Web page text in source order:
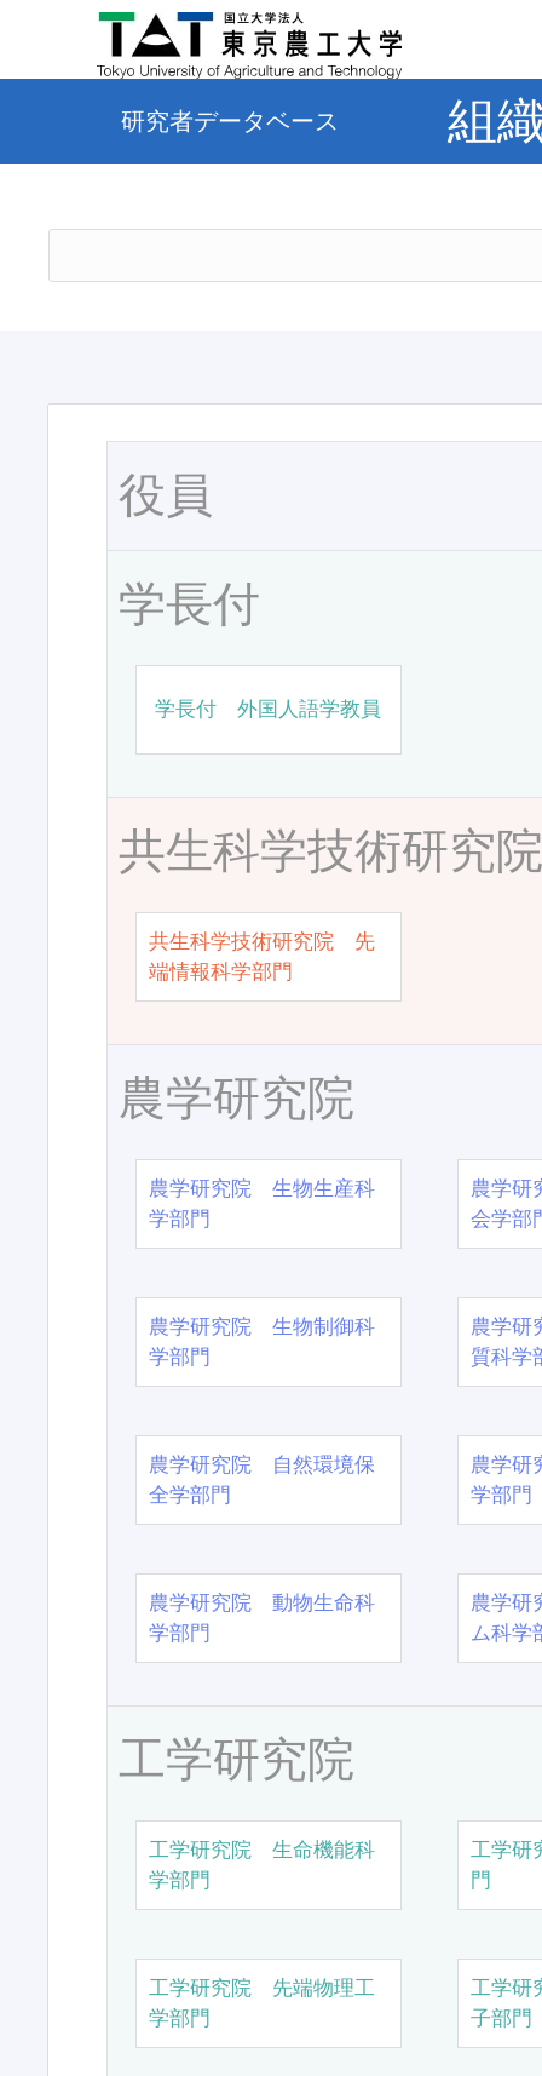
研究者データベース 組
役員
学長付
学長付 外国人語学教員
共生科学技術研究
共生科学技術研究院 先
端情報科学部門
農学研究院
農学研究院 生物生産科
学部門
農学
会学部
農学研究院 生物制御科
学部門
農学
質科学
農学研究院 自然環境保
全学部門
農学
学部門
農学研究院 動物生命科
学部門
農学
ム科学
工学研究院
工学研究院 生命機能科
学部門
工学研
門
工学研究院 先端物理工
学部門
工学研
子部門